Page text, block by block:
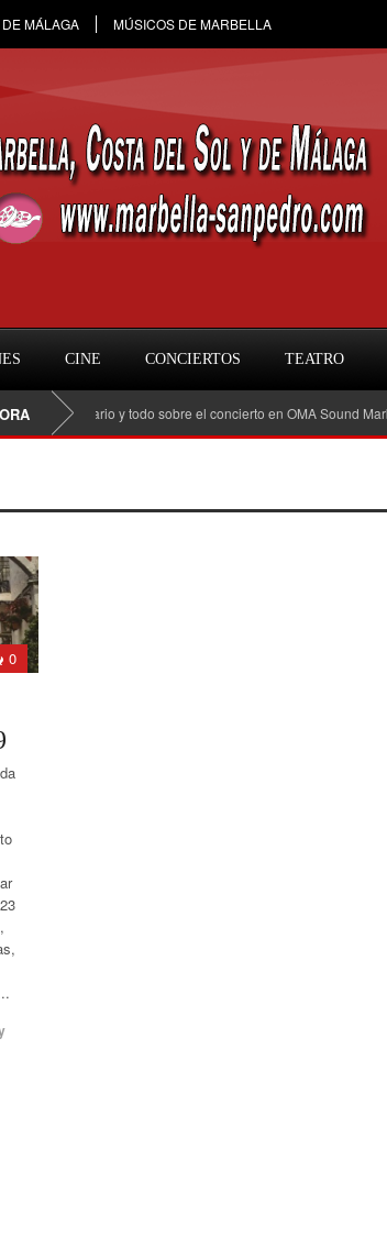
MÁLAGA MÚSICOS DE MARBELLA
CINE CONCIERTOS TEATRO
horario y todo sobre el concierto en OMA Sound Marbella
0